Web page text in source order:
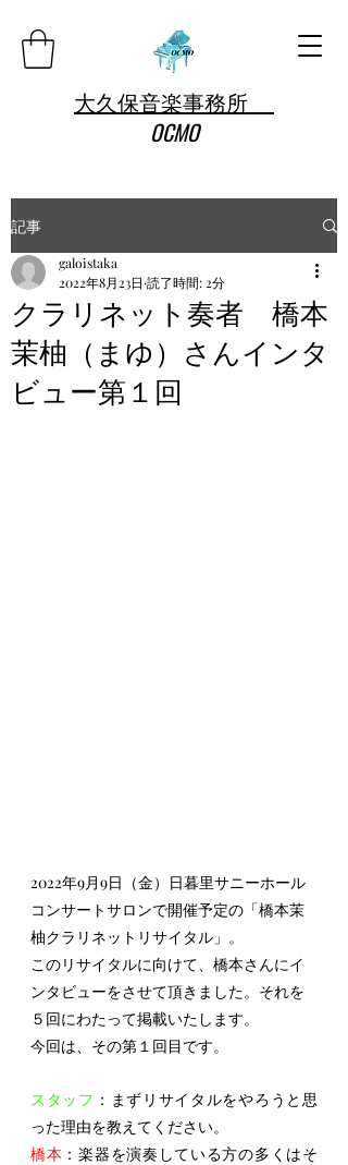
大久保音楽事務所
OCMO
記事
クラリネット奏者 橋本
茉柚（まゆ）さんインタ
ビュー第１回
galoistaka
2022年8月23日 読了時間: 2分
2022年9月9日（金）日暮里サニーホール
コンサートサロンで開催予定の「橋本茉
柚クラリネットリサイタル」。
このリサイタルに向けて、橋本さんにイ
ンタビューをさせて頂きました。それを
５回にわたって掲載いたします。
今回は、その第１回目です。
スタッフ ：まずリサイタルをやろうと思
った理由を教えてください。
橋本 ：楽器を演奏している方の多くはそ